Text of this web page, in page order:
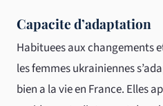
Capacite d’adaptation
Habituees aux changements
les femmes ukrainiennes
bien a la vie en France. Elles